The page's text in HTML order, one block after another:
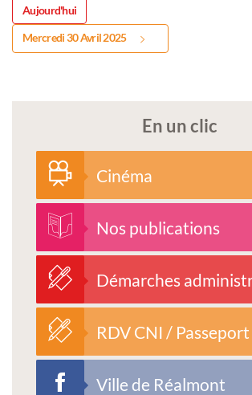
Aujourd'hui
Mercredi 30 Avril 2025
En un clic
Cinéma
Nos publications
Démarches
RDV CNI / Passeport
Ville de Réalmont